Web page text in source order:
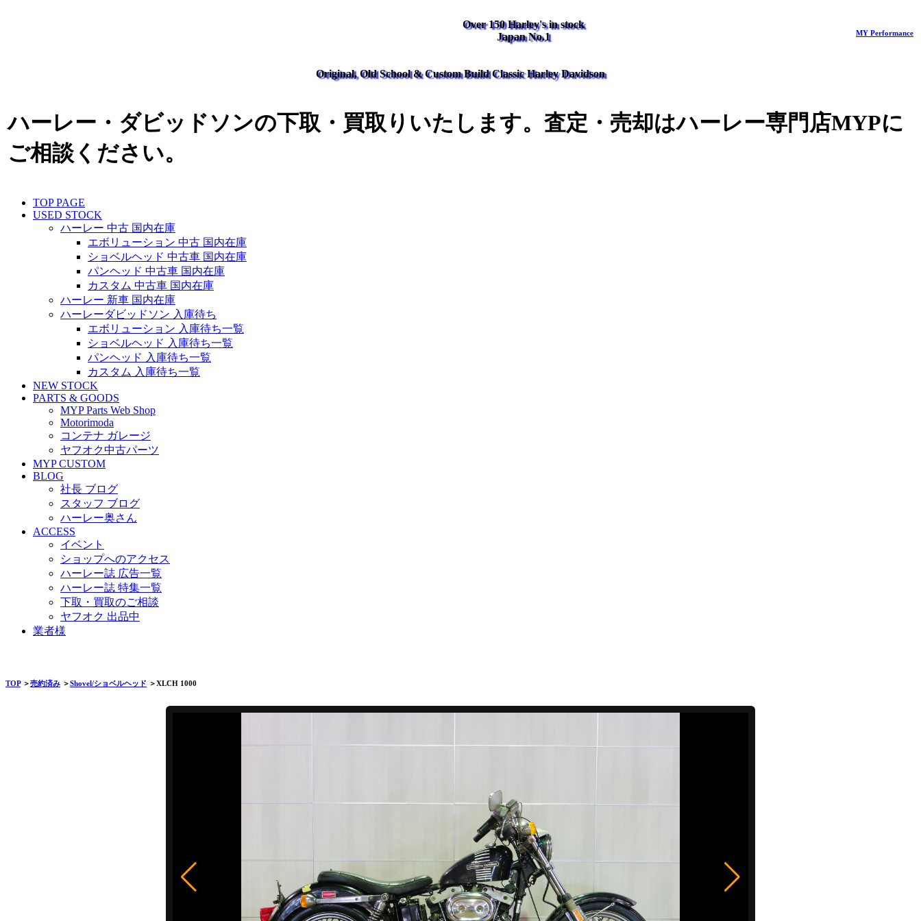
Over 150 Harley's in stock
Japan No.1
MY Performance
Original, Old School & Custom Build Classic Harley Davidson
ハーレー・ダビッドソンの下取・買取りいたします。査定・売却はハーレー専門店MYPに
ご相談ください。
TOP PAGE
USED STOCK
ハーレー 中古 国内在庫
エボリューション 中古 国内在庫
ショベルヘッド 中古車 国内在庫
パンヘッド 中古車 国内在庫
カスタム 中古車 国内在庫
ハーレー 新車 国内在庫
ハーレーダビッドソン 入庫待ち
エボリューション 入庫待ち一覧
ショベルヘッド 入庫待ち一覧
パンヘッド 入庫待ち一覧
カスタム 入庫待ち一覧
NEW STOCK
PARTS & GOODS
MYP Parts Web Shop
Motorimoda
コンテナ ガレージ
ヤフオク中古パーツ
MYP CUSTOM
BLOG
社長 ブログ
スタッフ ブログ
ハーレー奥さん
ACCESS
イベント
ショップへのアクセス
ハーレー誌 広告一覧
ハーレー誌 特集一覧
下取・買取のご相談
ヤフオク 出品中
業者様
TOP＞売約済み ＞Shovel/ショベルヘッド ＞XLCH 1000